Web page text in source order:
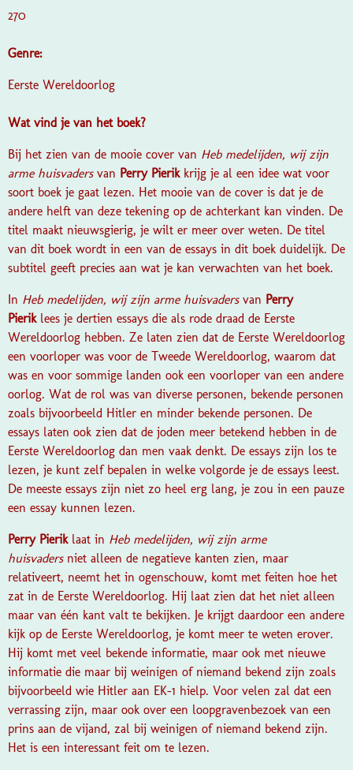
270
Genre:
Eerste Wereldoorlog
Wat vind je van het boek?
Bij het zien van de mooie cover van Heb medelijden, wij zijn
arme huisvaders van Perry Pierik krijg je al een idee wat voor
soort boek je gaat lezen. Het mooie van de cover is dat je de
andere helft van deze tekening op de achterkant kan vinden. De
titel maakt nieuwsgierig, je wilt er meer over weten. De titel
van dit boek wordt in een van de essays in dit boek duidelijk. De
subtitel geeft precies aan wat je kan verwachten van het boek.
In Heb medelijden, wij zijn arme huisvaders van Perry
Pierik lees je dertien essays die als rode draad de Eerste
Wereldoorlog hebben. Ze laten zien dat de Eerste Wereldoorlog
een voorloper was voor de Tweede Wereldoorlog, waarom dat
was en voor sommige landen ook een voorloper van een andere
oorlog. Wat de rol was van diverse personen, bekende personen
zoals bijvoorbeeld Hitler en minder bekende personen. De
essays laten ook zien dat de joden meer betekend hebben in de
Eerste Wereldoorlog dan men vaak denkt. De essays zijn los te
lezen, je kunt zelf bepalen in welke volgorde je de essays leest.
De meeste essays zijn niet zo heel erg lang, je zou in een pauze
een essay kunnen lezen.
Perry Pierik laat in Heb medelijden, wij zijn arme
huisvaders niet alleen de negatieve kanten zien, maar
relativeert, neemt het in ogenschouw, komt met feiten hoe het
zat in de Eerste Wereldoorlog. Hij laat zien dat het niet alleen
maar van één kant valt te bekijken. Je krijgt daardoor een andere
kijk op de Eerste Wereldoorlog, je komt meer te weten erover.
Hij komt met veel bekende informatie, maar ook met nieuwe
informatie die maar bij weinigen of niemand bekend zijn zoals
bijvoorbeeld wie Hitler aan EK-1 hielp. Voor velen zal dat een
verrassing zijn, maar ook over een loopgravenbezoek van een
prins aan de vijand, zal bij weinigen of niemand bekend zijn.
Het is een interessant feit om te lezen.